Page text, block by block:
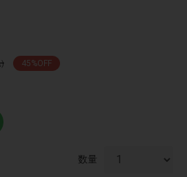
) 45%OFF
数量